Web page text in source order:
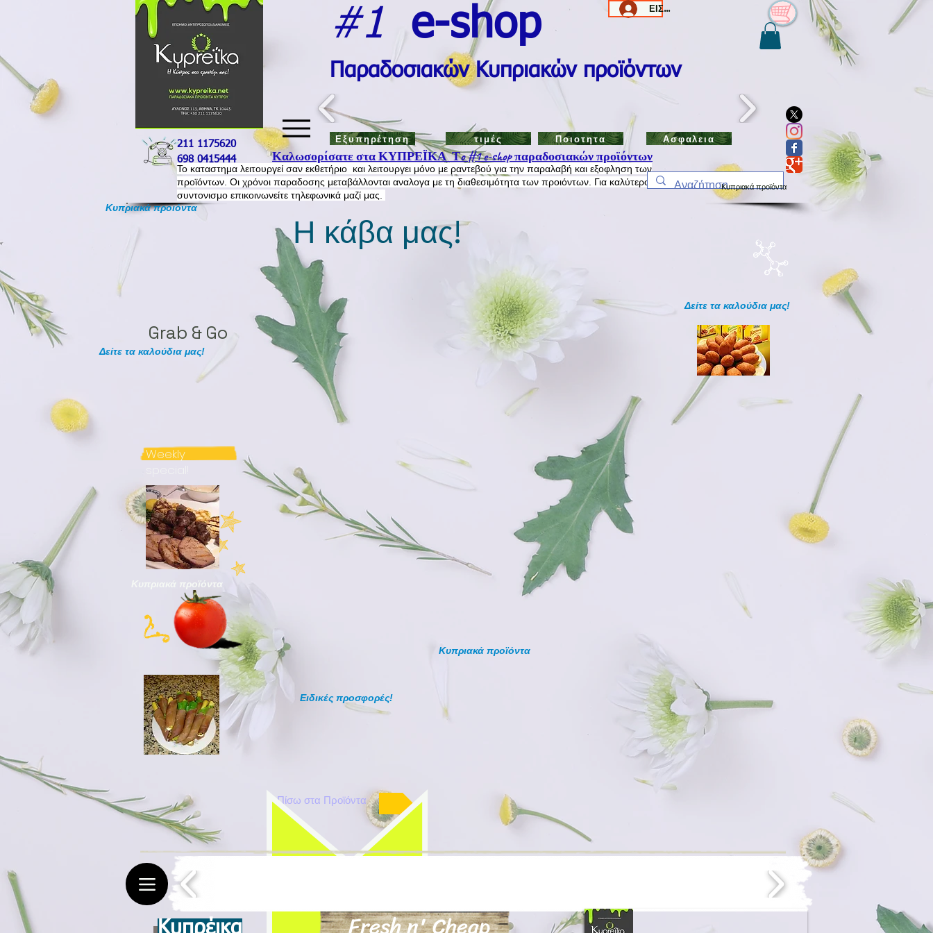
211 1175620
698 0415444
#1 e-shop
Π αραδοσιακών Κυπριακών προϊόντων
Εξυπηρέτηση τιμές Ποιοτητα Ασφαλεια
ΕΙΣΟΔΟΣ/Log In
Καλωσορίσατε στα ΚΥΠΡΕΪΚΑ Τo #1 e-shop παραδοσιακών προϊόντων
​Το καταστημα λειτουργεί σαν εκθετήριο και λειτουργει μόνο με ραντεβού για την παραλαβή και εξοφληση των
προϊόντων. Οι χρόνοι παραδοσης μεταβάλλονται αναλογα με τη διαθεσιμότητα των προιόντων. Για καλύτερο
συντονισμο επικοινωνείτε τηλεφωνικά μαζί μας.
Κυπριακά προϊόντα
Η κάβα μας!
Πίσω στα Προϊόντα
Δείτε τα καλούδια μας!
Grab & Go
Weekly
Ειδικές προσφορές!
Δείτε τα καλούδια μας!
Κυπριακά προιόντα
Κυπριακά προϊόντα
Κυπριακά προϊόντα